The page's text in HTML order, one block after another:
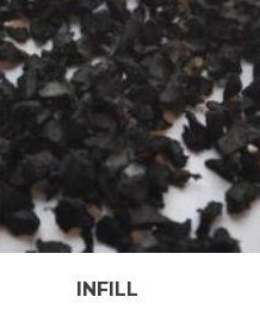
INFILL